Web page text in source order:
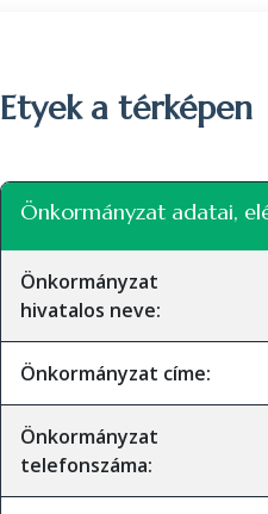
Etyek a térképen
+
Önkormányzat adatai,
Önkormányzat
hivatalos neve:
Önkormányzat címe:
Önkormányzat
telefonszáma: